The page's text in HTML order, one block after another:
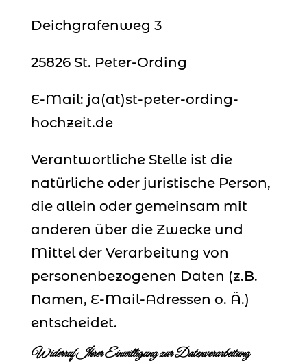
Deichgrafenweg 3
25826 St. Peter-Ording
E-Mail: ja(at)st-peter-ording-
hochzeit.de
Verantwortliche Stelle ist die
natürliche oder juristische Person,
die allein oder gemeinsam mit
anderen über die Zwecke und
Mittel der Verarbeitung von
personenbezogenen Daten (z.B.
Namen, E-Mail-Adressen o. Ä.)
entscheidet.
Widerruf Ihrer Einwilligung zur Datenverarbeitung